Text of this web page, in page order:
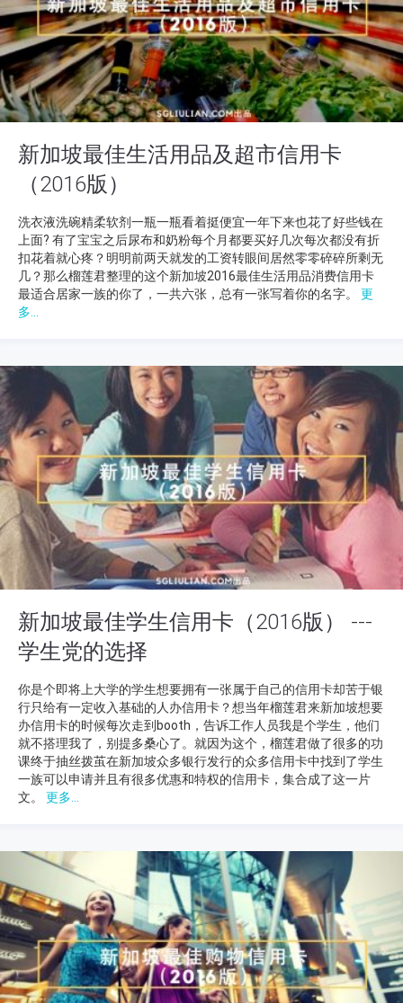
新加坡最佳生活用品及超市信用卡
（2016版）
洗衣液洗碗精柔软剂一瓶一瓶看着挺便宜一年下来也花了好些钱在
上面? 有了宝宝之后尿布和奶粉每个月都要买好几次每次都没有折
扣花着就心疼？明明前两天就发的工资转眼间居然零零碎碎所剩无
几？那么榴莲君整理的这个新加坡2016最佳生活用品消费信用卡
最适合居家一族的你了，一共六张，总有一张写着你的名字。 更
多...
新加坡最佳学生信用卡（2016版） ---
学生党的选择
你是个即将上大学的学生想要拥有一张属于自己的信用卡却苦于银
行只给有一定收入基础的人办信用卡？想当年榴莲君来新加坡想要
办信用卡的时候每次走到booth，告诉工作人员我是个学生，他们
就不搭理我了，别提多桑心了。就因为这个，榴莲君做了很多的功
课终于抽丝拨茧在新加坡众多银行发行的众多信用卡中找到了学生
一族可以申请并且有很多优惠和特权的信用卡，集合成了这一片
文。 更多...